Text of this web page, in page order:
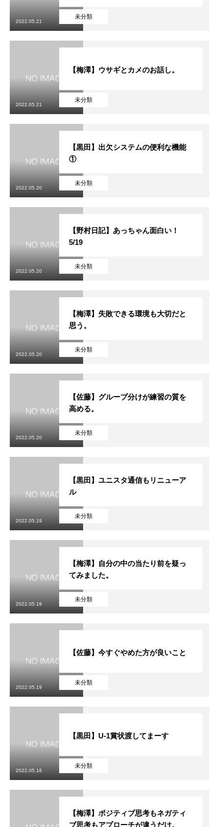
未分類
2022.05.21
未分類
【梅澤】ウサギとカメのお話し。
2022.05.21
未分類
【黒田】出欠システムの便利な機能
①
2022.05.20
未分類
【野村日記】あっちゃん面白い！
5/19
2022.05.20
未分類
【梅澤】失敗できる環境も大切だと
思う。
2022.05.20
未分類
【佐藤】グループ分けが練習の質を
高める。
2022.05.20
未分類
【黒田】ユニスタ通信もリニューア
ル
2022.05.19
未分類
【梅澤】自分の中の当たり前を疑っ
てみました。
2022.05.19
未分類
【佐藤】今すぐやめた方が良いこと
2022.05.19
未分類
【黒田】U-1賞状渡してまーす
2022.05.18
【梅澤】ポジティブ思考もネガティ
ブ思考もアプローチが違うだけ。